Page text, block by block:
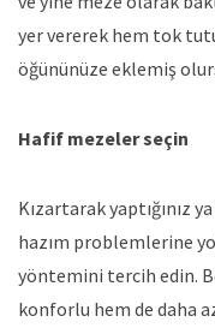
yer vererek hem tok
öğününüze eklemiş
Hafif mezeler seçin
Kızartarak yaptığınız
hazım problemlerine
yöntemini tercih edin.
konforlu hem de daha